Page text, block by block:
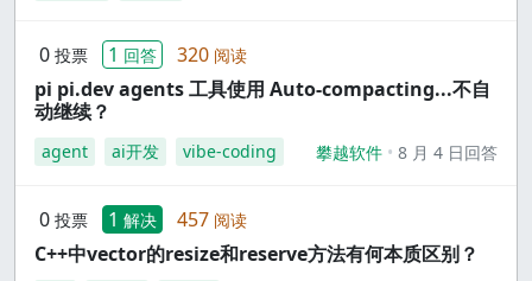
0 投票 1 回答 320 阅读
pi pi.dev agents 工具使用 Auto-compacting...不自
动继续？
agent ai开发 vibe-coding 攀越软件 8 月 4 日回答
0 投票 1 解决 457 阅读
C++中vector的resize和reserve方法有何本质区别？